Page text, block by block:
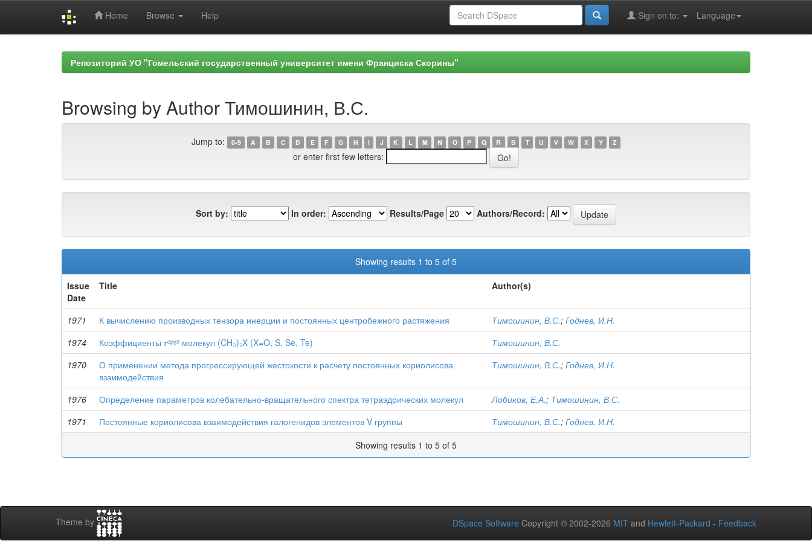
Home Browse Help Language
Sign on to:
Репозиторий УО "Гомельский государственный университет имени Франциска Скорины"
Browsing by Author Тимошинин, В.С.
Jump to: 0-9 A B C D E F G H I J K L M N O P Q R S T U V W X Y Z
or enter first few letters:
Sort by: In order: Results/Page Authors/Record:
Showing results 1 to 5 of 5
Issue
Date
Title Author(s)
1971 К вычислению производных тензора инерции и постоянных центробежного растяжения Тимошинин, В.С.; Годнев, И.Н.
1974
Коэффициенты 𝜏ᵅᵖˠᵟ молекул (CH₃)₂X (X=O, S, Se, Te)
Тимошинин, В.С.
1970
О применении метода прогрессирующей жестокости к расчету постоянных кориолисова
взаимодействия
Тимошинин, В.С.; Годнев, И.Н.
1976 Определение параметров колебательно-вращательного спектра тетраэдрических молекул Лобиков, Е.А.; Тимошинин, В.С.
1971
Постоянные кориолисова взаимодействия галогенидов элементов V группы Тимошинин, В.С.; Годнев, И.Н.
Showing results 1 to 5 of 5
Theme by DSpace Software Copyright © 2002-2026 MIT and Hewlett-Packard - Feedback